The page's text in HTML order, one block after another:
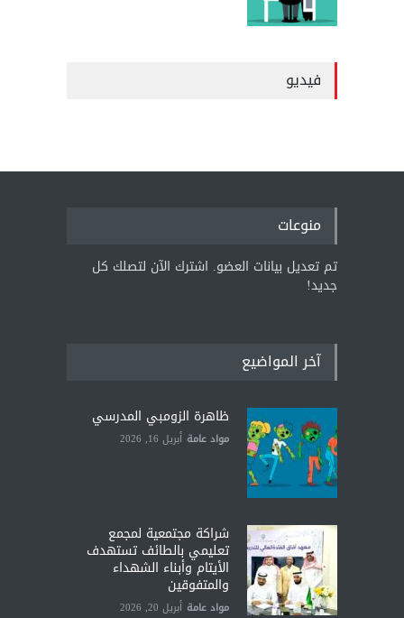
فيديو
منوعات
تم تعديل بيانات العضو. اشترك الآن لتصلك كل
جديد!
آخر المواضيع
ظاهرة الزومبي المدرسي
مواد عامة أبريل 16, 2026
شراكة مجتمعية لمجمع
تعليمي بالطائف تستهدف
الأيتام وأبناء الشهداء
والمتفوقين
مواد عامة أبريل 20, 2026